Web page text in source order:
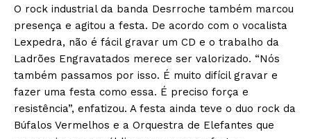
O rock industrial da banda Desrroche também marcou
presença e agitou a festa. De acordo com o vocalista
Lexpedra, não é fácil gravar um CD e o trabalho da
Ladrões Engravatados merece ser valorizado. “Nós
também passamos por isso. É muito difícil gravar e
fazer uma festa como essa. É preciso força e
resistência”, enfatizou. A festa ainda teve o duo rock da
Búfalos Vermelhos e a Orquestra de Elefantes que